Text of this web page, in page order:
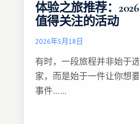
体验之旅推荐：
值得关注的活动
2026年5月18日
有时，一段旅程并非始于
家，而是始于一件让你想
事件……